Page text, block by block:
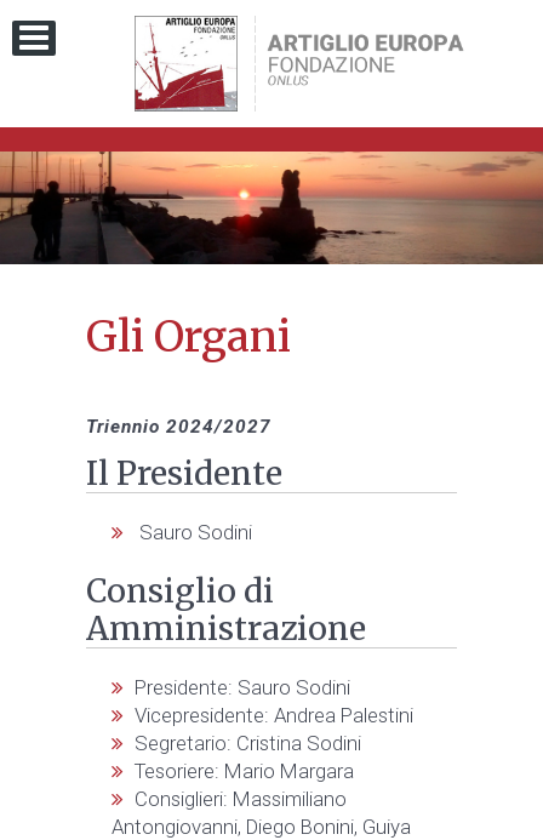
Gli Organi
Triennio 2024/2027
Il Presidente
Sauro Sodini
Consiglio di
Amministrazione
Presidente: Sauro Sodini
Vicepresidente: Andrea Palestini
Segretario: Cristina Sodini
Tesoriere: Mario Margara
Consiglieri: Massimiliano
Antongiovanni, Diego Bonini, Guiya